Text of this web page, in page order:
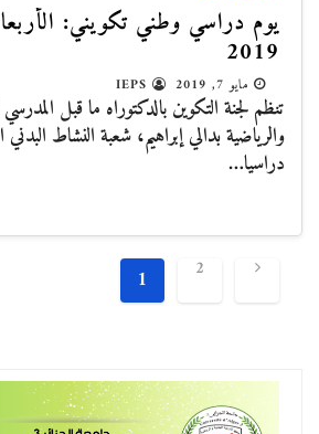
2019
مايو 7, 2019
تنظم لجنة التكوين بالدكتوراه ما قبل المدرسي
والرياضية بدالي إبراهيم، شعبة النشاط
دراسيا…
تصفّح
المقالات
1 2